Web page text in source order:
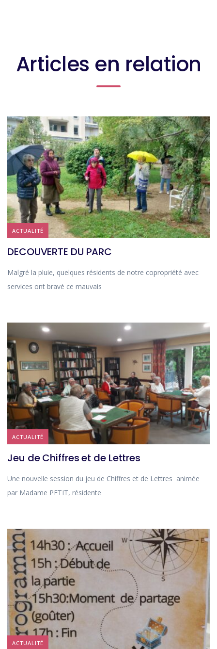
Articles en relation
ACTUALITÉ
DECOUVERTE DU PARC
Malgré la pluie, quelques résidents de notre copropriété avec
services ont bravé ce mauvais
ACTUALITÉ
Jeu de Chiffres et de Lettres
Une nouvelle session du jeu de Chiffres et de Lettres animée
par Madame PETIT, résidente
ACTUALITÉ